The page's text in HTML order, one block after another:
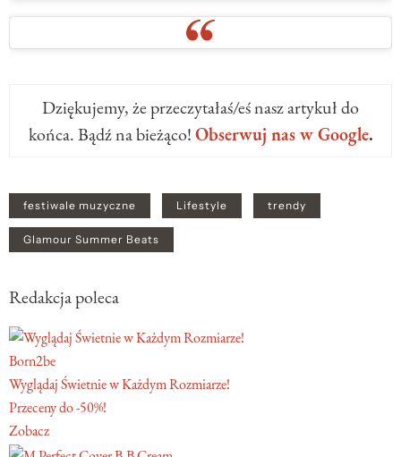
Dziękujemy, że przeczytałaś/eś nasz artykuł do
końca. Bądź na bieżąco!Obserwuj nas w Google.
festiwale muzyczne Lifestyle trendy
Glamour Summer Beats
Redakcja poleca
Born2be
Wyglądaj Świetnie w Każdym Rozmiarze!
Przeceny do -50%!
Zobacz